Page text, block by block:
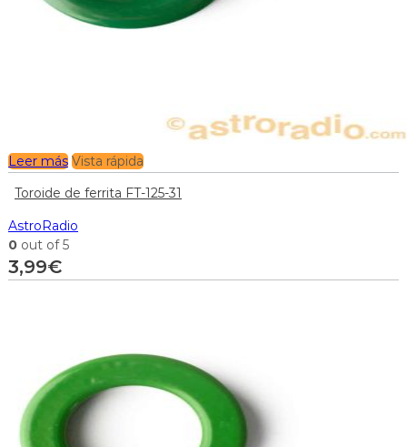
Leer más Vista rápida
Toroide de ferrita FT-125-31
AstroRadio
0 out of 5
3,99€